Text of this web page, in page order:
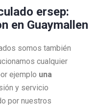
ersep:
en Guaymallen
somos también
cualquier
ejemplo una
y servicio
por nuestros